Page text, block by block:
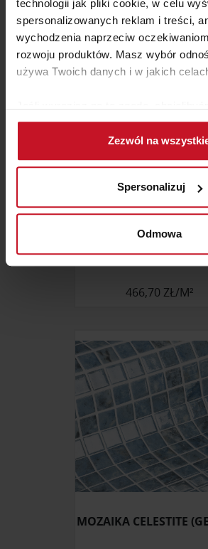
technologii jak pliki cookie, w celu
spersonalizowanych reklam i treści,
wychodzenia naprzeciw
rozwoju produktów. Masz wybór
używa Twoich danych i w jakich
Gromadzić dane dotyczące
geograficznej z dokładnością
Identyfikować Twoje
(fingerprinting, czyli wirtualny
Dowiedz się więcej odnośnie tego, jak
dane są przetwarzane oraz ustaw
zmienić lub wycofać swoją zgodę w
Wykorzystujemy pliki cookie do
korzystasz z naszej witryny,
społecznościowym, reklamowym i
Partnerzy mogą połączyć te
otrzymanymi od Ciebie lub
korzystania z ich usług.
Zezwól na
Spersonalizuj
Odmowa
271,91 ZŁ/M²
MOZAIKA
466,70 ZŁ/M²
MOZAIKA CELESTITE